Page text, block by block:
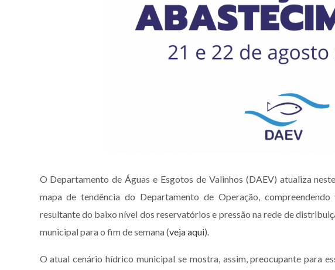
O Departamento de Águas e Esgotos de Valinhos (DAEV) atualiza
mapa de tendência do Departamento de Operação,
resultante do baixo nível dos reservatórios e pressão na rede de
municipal para o fim de semana (veja aqui).
O atual cenário hídrico municipal se mostra, assim, preocupante para